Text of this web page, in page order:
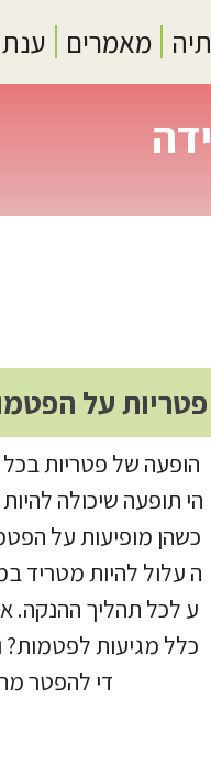
מאמרים
פטריות על
הופעה של פטריות בכל
הי תופעה שיכולה
כשהן מופיעות על
ה עלול להיות מטריד
ע לכל תהליך ההנקה.
כלל מגיעות לפטמות?
די להפטר